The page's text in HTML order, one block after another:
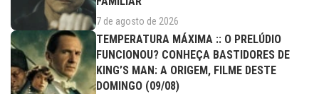
7 de agosto de 2026
TEMPERATURA MÁXIMA :: O PRELÚDIO
FUNCIONOU? CONHEÇA BASTIDORES DE
KING’S MAN: A ORIGEM, FILME DESTE
DOMINGO (09/08)